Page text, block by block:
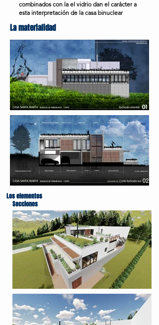
combinados con la el vidrio dan el carácter a
esta interpretación de la casa binuclear
La materialidad
Los elementos
Secciones